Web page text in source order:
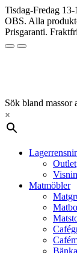
Tisdag-Fredag
OBS. Alla
Prisgaranti.
Sök bland massor
×
Outlet
Matmöbler